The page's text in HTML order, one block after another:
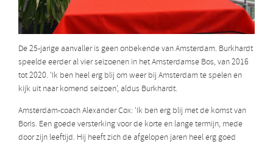
De 25-jarige aanvaller is geen onbekende van Amsterdam. Burkhardt
speelde eerder al vier seizoenen in het Amsterdamse Bos, van 2016
tot 2020. ‘Ik ben heel erg blij om weer bij Amsterdam te spelen en
kijk uit naar komend seizoen’, aldus Burkhardt.
Amsterdam-coach Alexander Cox: ‘Ik ben erg blij met de komst van
Boris. Een goede versterking voor de korte en lange termijn, mede
door zijn leeftijd. Hij heeft zich de afgelopen jaren heel erg goed